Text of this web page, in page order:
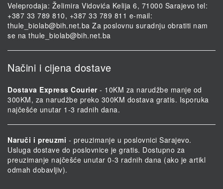
Veleprodaja: Želimira Vidovića Kelija 6, 71000 Sarajevo tel:
+387 33 789 810, +387 33 789 811 e-mail:
thule_biolab@bih.net.ba Za poslovnu suradnju obratiti nam
se na thule_biolab@bih.net.ba
Načini i cijena dostave
Dostava Express Courier- 10KM za narudžbe manje od
300KM, za narudžbe preko 300KM dostava gratis. Isporuka
najčešće unutar 1-3 radnih dana.
Naruči i preuzmi - preuzimanje u poslovnici Sarajevo.
Usluga dostave do poslovnice je gratis. Dostupno za
preuzimanje najčešće unutar 0-3 radnih dana (ako je artikl
odmah dobavljiv).